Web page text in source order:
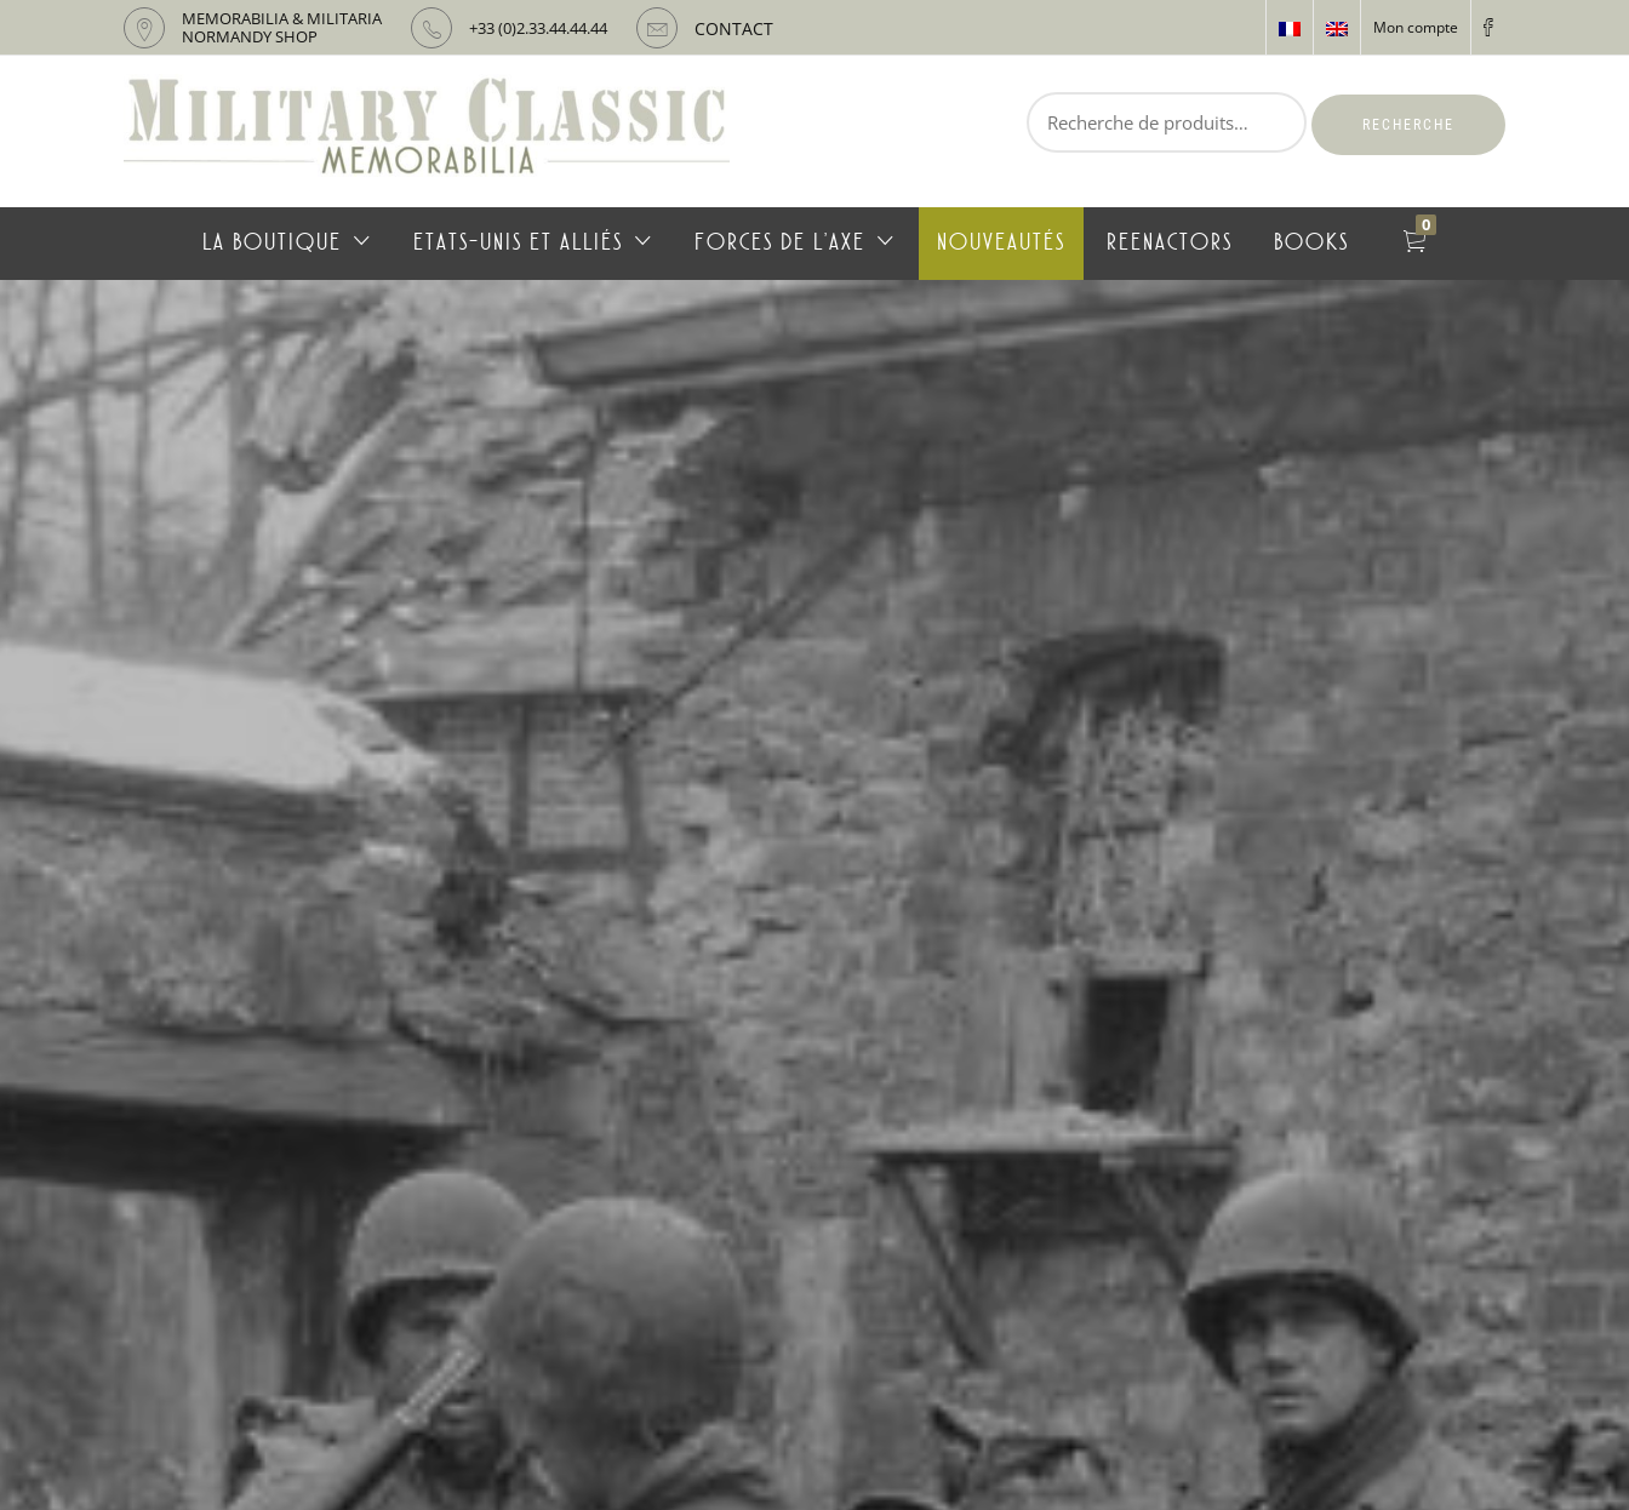
MEMORABILIA & MILITARIA
NORMANDY SHOP
+33 (0)2.33.44.44.44 CONTACT Mon compte
RECHERCHE
LA BOUTIQUE ETATS-UNIS ET ALLIÉS FORCES DE L’AXE NOUVEAUTÉS REENACTORS BOOKS
0